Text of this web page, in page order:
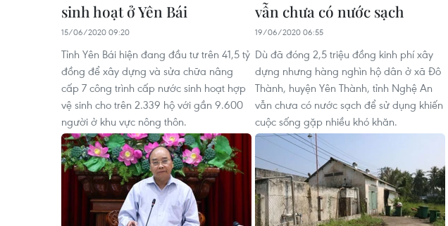
sinh hoạt ở Yên Bái
15/06/2020 09:20
Tỉnh Yên Bái hiện đang đầu tư trên 41,5 tỷ
đồng để xây dựng và sửa chữa nâng
cấp 7 công trình cấp nước sinh hoạt hợp
vệ sinh cho trên 2.339 hộ với gần 9.600
người ở khu vực nông thôn.
vẫn chưa có nước sạch
19/06/2020 06:55
Dù đã đóng 2,5 triệu đồng kinh phí xây
dựng nhưng hàng nghìn hộ dân ở xã Đô
Thành, huyện Yên Thành, tỉnh Nghệ An
vẫn chưa có nước sạch để sử dụng khiến
cuộc sống gặp nhiều khó khăn.